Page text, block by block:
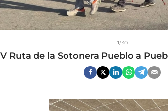
1/30
V Ruta de la Sotonera Pueblo a